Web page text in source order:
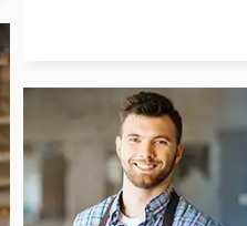
Cnc Morbidelli
Cnc Morbidelli Author 504